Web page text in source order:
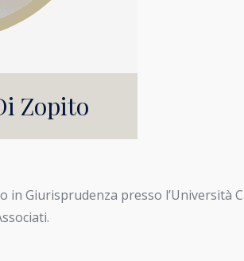
Zopito
Giurisprudenza presso l’Università